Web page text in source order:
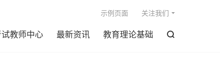
教师中心 最新资讯 教育理论基础 
示例页面 关注我们